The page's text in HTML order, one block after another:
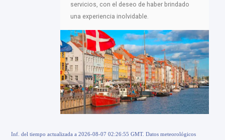
servicios, con el deseo de haber brindado
una experiencia inolvidable.
Inf. del tiempo actualizada a 2026-08-07 02:26:55 GMT. Datos meteorológicos